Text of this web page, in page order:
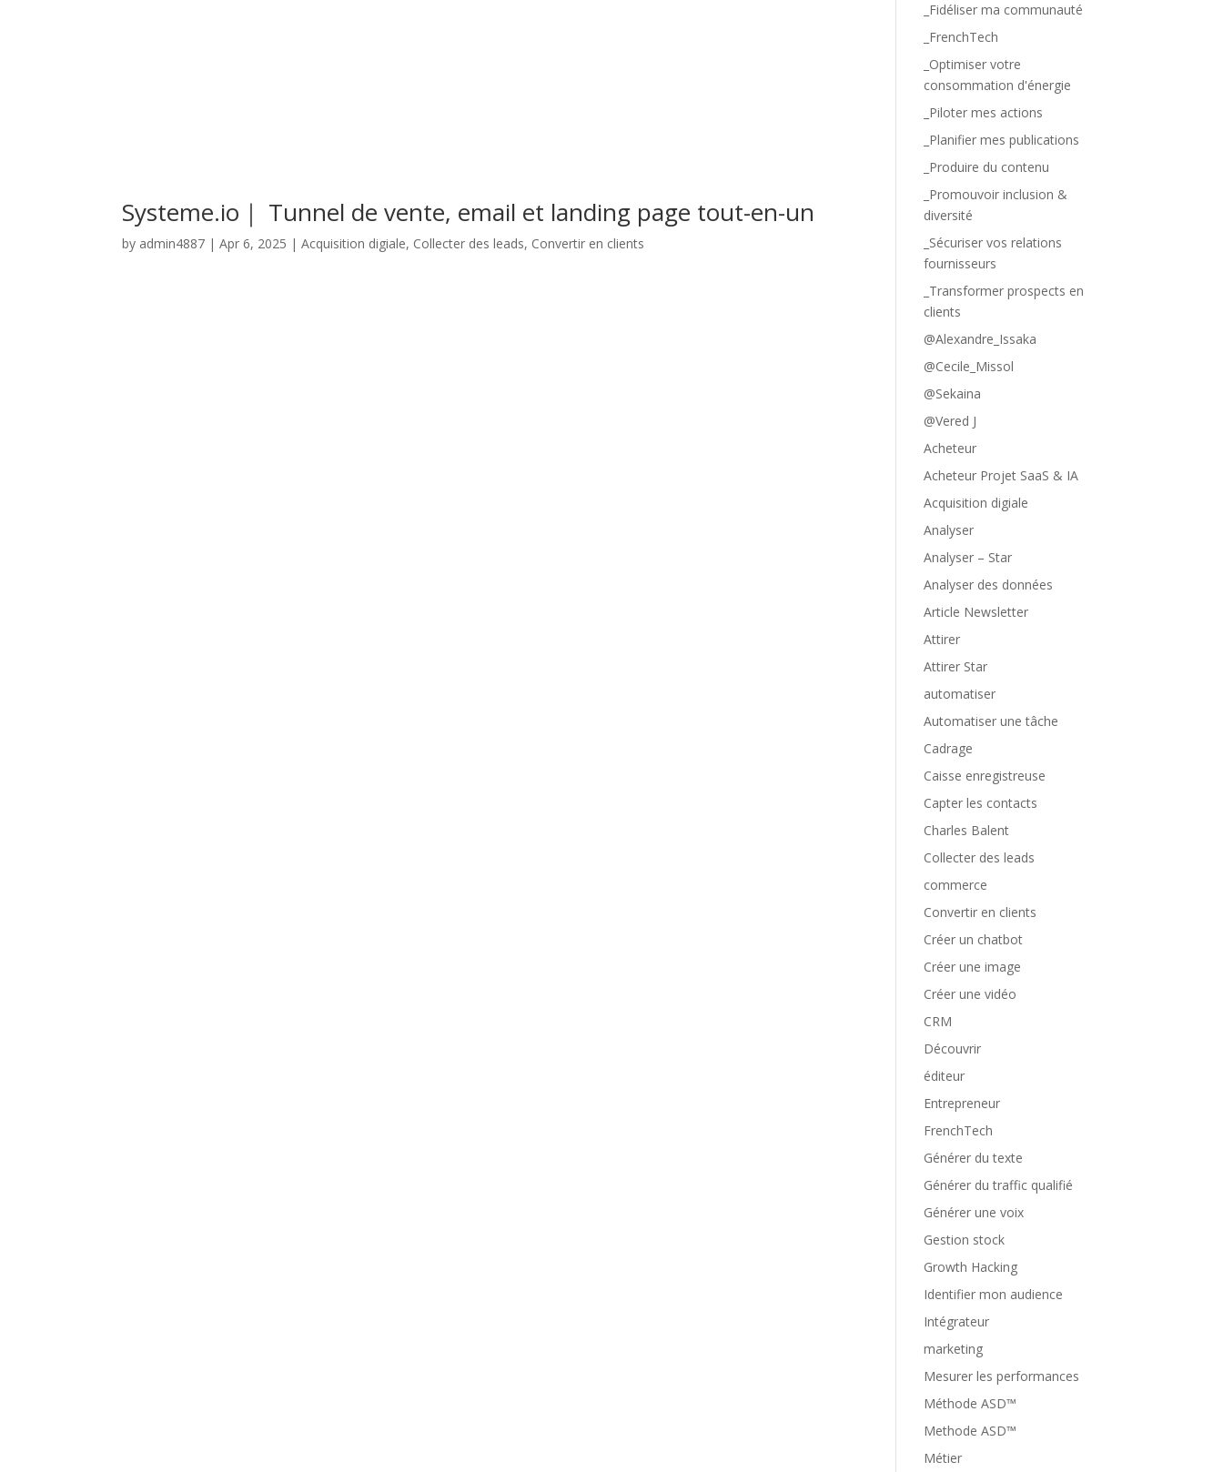
Systeme.io｜ Tunnel de vente, email et landing page tout-en-un
by admin4887 |Apr 6, 2025 |Acquisition digiale, Collecter des leads, Convertir en clients
_Fidéliser ma communauté
_FrenchTech
_Optimiser votre
consommation d'énergie
_Piloter mes actions
_Planifier mes publications
_Produire du contenu
_Promouvoir inclusion &
diversité
_Sécuriser vos relations
fournisseurs
_Transformer prospects en
clients
@Alexandre_Issaka
@Cecile_Missol
@Sekaina
@Vered J
Acheteur
Acheteur Projet SaaS & IA
Acquisition digiale
Analyser
Analyser – Star
Analyser des données
Article Newsletter
Attirer
Attirer Star
automatiser
Automatiser une tâche
Cadrage
Caisse enregistreuse
Capter les contacts
Charles Balent
Collecter des leads
commerce
Convertir en clients
Créer un chatbot
Créer une image
Créer une vidéo
CRM
Découvrir
éditeur
Entrepreneur
FrenchTech
Générer du texte
Générer du traffic qualifié
Générer une voix
Gestion stock
Growth Hacking
Identifier mon audience
Intégrateur
marketing
Mesurer les performances
Méthode ASD™
Methode ASD™
Métier